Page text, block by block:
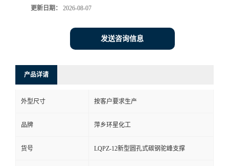
更新日期： 2026-08-07
发送咨询信息
产品详请
外型尺寸 按客户要求生产
品牌 萍乡环星化工
货号 LQPZ-12新型圆孔式碳钢驼峰支撑